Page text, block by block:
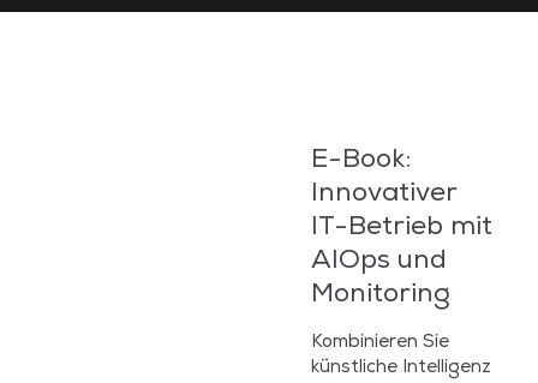
E-Book:
Innovativer
IT-Betrieb mit
AIOps und
Monitoring
Kombinieren Sie
künstliche Intelligenz